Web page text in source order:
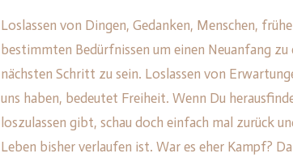
Loslassen von Dingen, Gedanken, Menschen,
bestimmten Bedürfnissen um einen Neuanfang
nächsten Schritt zu sein. Loslassen von
uns haben, bedeutet Freiheit. Wenn Du
loszulassen gibt, schau doch einfach mal zurück
Leben bisher verlaufen ist. War es eher Kampf?